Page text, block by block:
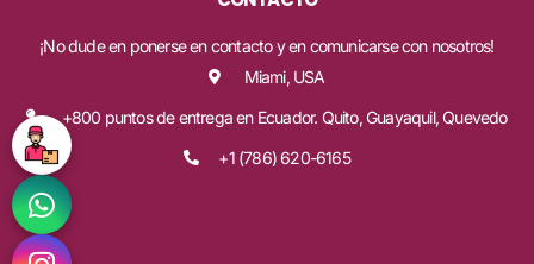
¡No dude en ponerse en contacto y en comunicarse con nosotros!
Miami, USA
+800 puntos de entrega en Ecuador. Quito, Guayaquil, Quevedo
+1 (786) 620-6165